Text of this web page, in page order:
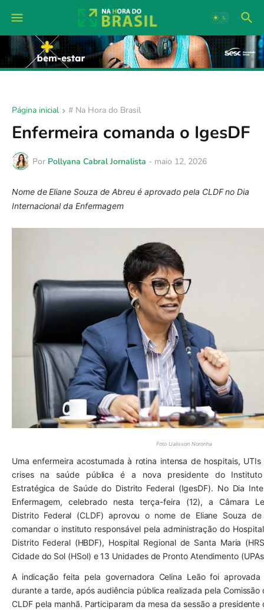
Página inicial # Na Hora do Brasil
Enfermeira comanda o IgesDF
Por Pollyana Cabral Jornalista - maio 12, 2026
Nome de Eliane Souza de Abreu é aprovado pela CLDF no Dia
Internacional da Enfermagem
Foto Ualisson Noronha
Uma enfermeira acostumada à rotina intensa de hospitais,
crises na saúde pública é a nova presidente do
Estratégica de Saúde do Distrito Federal (IgesDF). No Dia
Enfermagem, celebrado nesta terça-feira (12), a Câmara
Distrito Federal (CLDF) aprovou o nome de Eliane Souza
comandar o instituto responsável pela administração do
Distrito Federal (HBDF), Hospital Regional de Santa Maria
Cidade do Sol (HSol) e 13 Unidades de Pronto Atendimento
A indicação feita pela governadora Celina Leão foi aprovada
durante a tarde, após audiência pública realizada pela Comissão
CLDF pela manhã. Participaram da mesa da sessão a presidente